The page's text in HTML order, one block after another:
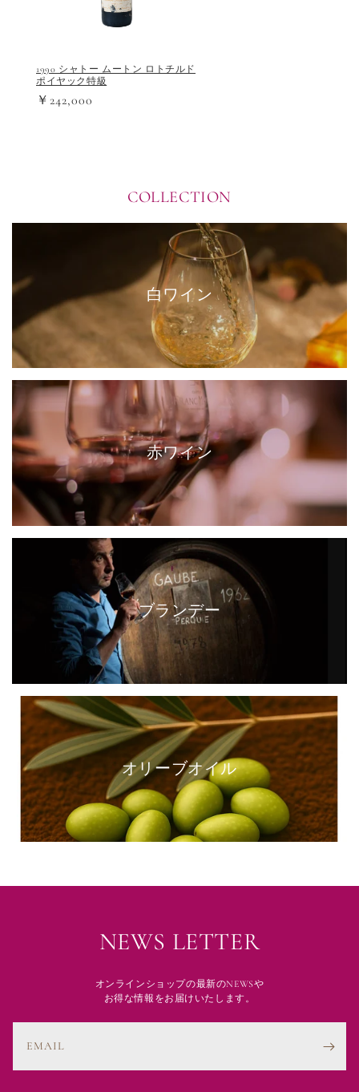
1990 シャトー ムートン ロトチルド
ポイヤック特級
￥242,000
COLLECTION
白ワイン
赤ワイン
ブランデー
オリーブオイル
NEWS LETTER
オンラインショップの最新のNEWSや
お得な情報をお届けいたします。
EMAIL